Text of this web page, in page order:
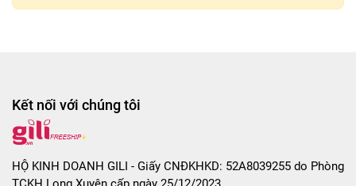
Kết nối với chúng tôi
HỘ KINH DOANH GILI - Giấy CNĐKHKD: 52A8039255 do Phòng